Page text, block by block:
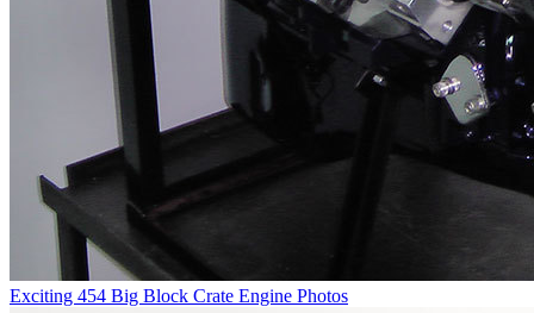
Exciting 454 Big Block Crate Engine Photos